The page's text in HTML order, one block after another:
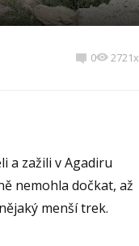
0 2721x
a zažili v Agadiru
nemohla dočkat, až
menší trek.